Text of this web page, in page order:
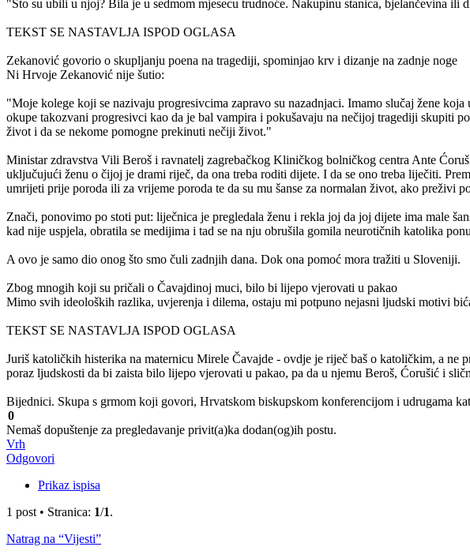
"Što su ubili u njoj? Bila je u sedmom mjesecu trudnoće. Nakupinu stanica, bjelančevina
TEKST SE NASTAVLJA ISPOD OGLASA
Zekanović govorio o skupljanju poena na tragediji, spominjao krv i dizanje na zadnje noge
Ni Hrvoje Zekanović nije šutio:
"Moje kolege koji se nazivaju progresivcima zapravo su nazadnjaci. Imamo slučaj žene
okupe takozvani progresivci kao da je bal vampira i pokušavaju na nečijoj tragediji skupiti
život i da se nekome pomogne prekinuti nečiji život."
Ministar zdravstva Vili Beroš i ravnatelj zagrebačkog Kliničkog bolničkog centra Ante
uključujući ženu o čijoj je drami riječ, da ona treba roditi dijete. I da se ono treba liječiti.
umrijeti prije poroda ili za vrijeme poroda te da su mu šanse za normalan život, ako
Znači, ponovimo po stoti put: liječnica je pregledala ženu i rekla joj da joj dijete ima male
kad nije uspjela, obratila se medijima i tad se na nju obrušila gomila neurotičnih katolika
A ovo je samo dio onog što smo čuli zadnjih dana. Dok ona pomoć mora tražiti u Sloveniji.
Zbog mnogih koji su pričali o Čavajdinoj muci, bilo bi lijepo vjerovati u pakao
Mimo svih ideoloških razlika, uvjerenja i dilema, ostaju mi potpuno nejasni ljudski motivi
TEKST SE NASTAVLJA ISPOD OGLASA
Juriš katoličkih histerika na maternicu Mirele Čavajde - ovdje je riječ baš o katoličkim, a
poraz ljudskosti da bi zaista bilo lijepo vjerovati u pakao, pa da u njemu Beroš, Ćorušić i
Bijednici. Skupa s grmom koji govori, Hrvatskom biskupskom konferencijom i udrugama
0
Nemaš dopuštenje za pregledavanje privit(a)ka dodan(og)ih postu.
Vrh
Odgovori
Prikaz ispisa
1 post • Stranica: 1/1.
Natrag na “Vijesti”